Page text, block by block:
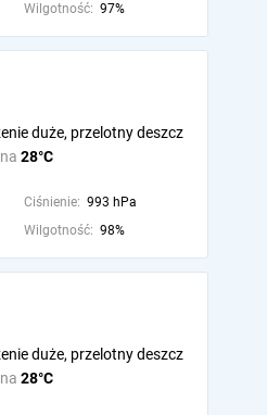
Wilgotność: 97%
28°C
duże, przelotny deszcz
Ciśnienie: 993 hPa
Wilgotność: 98%
28°C
duże, przelotny deszcz